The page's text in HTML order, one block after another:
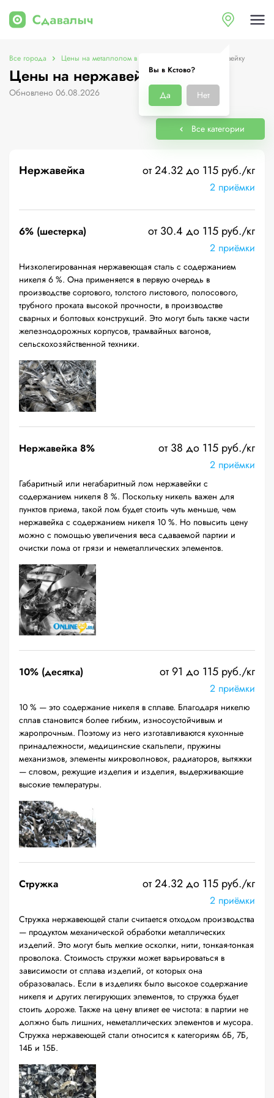
Вы в Кстово?
Да Нет
Все города Цены на металлолом в Кстово Цены на нержавейку
Цены на нержавейку в Кстово
Обновлено 06.08.2026
Все категории
Нержавейка от 24.32 до 115 руб./кг
2 приёмки
6% (шестерка) от 30.4 до 115 руб./кг
2 приёмки
Низколегированная нержавеющая сталь с содержанием
никеля 6 %. Она применяется в первую очередь в
производстве сортового, толстого листового, полосового,
трубного проката высокой прочности, в производстве
сварных и болтовых конструкций. Это могут быть также части
железнодорожных корпусов, трамвайных вагонов,
сельскохозяйственной техники.
Нержавейка 8% от 38 до 115 руб./кг
2 приёмки
Габаритный или негабаритный лом нержавейки с
содержанием никеля 8 %. Поскольку никель важен для
пунктов приема, такой лом будет стоить чуть меньше, чем
нержавейка с содержанием никеля 10 %. Но повысить цену
можно с помощью увеличения веса сдаваемой партии и
очистки лома от грязи и неметаллических элементов.
10% (десятка) от 91 до 115 руб./кг
2 приёмки
10 % — это содержание никеля в сплаве. Благодаря никелю
сплав становится более гибким, износоустойчивым и
жаропрочным. Поэтому из него изготавливаются кухонные
принадлежности, медицинские скальпели, пружины
механизмов, элементы микроволновок, радиаторов, вытяжки
— словом, режущие изделия и изделия, выдерживающие
высокие температуры.
Стружка от 24.32 до 115 руб./кг
2 приёмки
Стружка нержавеющей стали считается отходом производства
— продуктом механической обработки металлических
изделий. Это могут быть мелкие осколки, нити, тонкая-тонкая
проволока. Стоимость стружки может варьироваться в
зависимости от сплава изделий, от которых она
образовалась. Если в изделиях было высокое содержание
никеля и других легирующих элементов, то стружка будет
стоить дороже. Также на цену влияет ее чистота: в партии не
должно быть лишних, неметаллических элементов и мусора.
Стружка нержавеющей стали относится к категориям 6Б, 7Б,
14Б и 15Б.